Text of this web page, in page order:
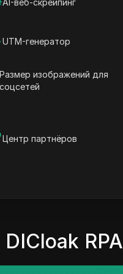
AI-веб-скрейпинг
UTM-генератор
Размер изображений для
соцсетей
Центр партнёров
RPA